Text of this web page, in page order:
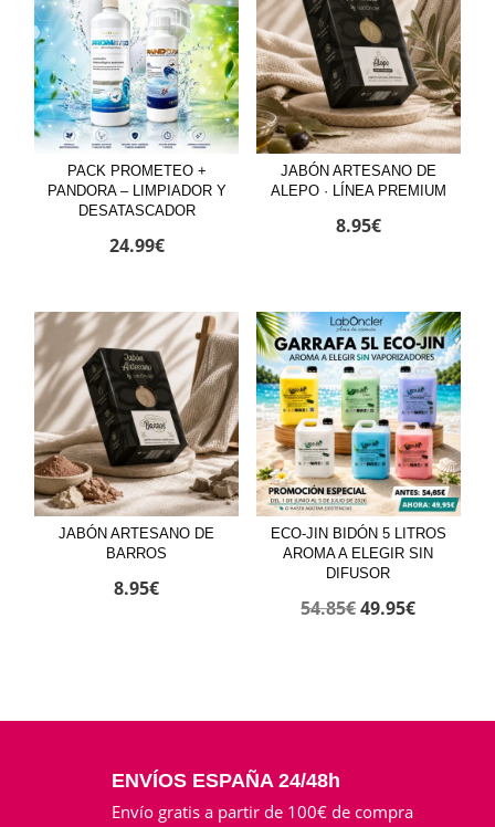
PACK PROMETEO +
PANDORA – LIMPIADOR Y
DESATASCADOR
24.99€
JABÓN ARTESANO DE
ALEPO · LÍNEA PREMIUM
8.95€
JABÓN ARTESANO DE
BARROS
8.95€
ECO-JIN BIDÓN 5 LITROS
AROMA A ELEGIR SIN
DIFUSOR
54.85€El
49.95€El
ENVÍOS ESPAÑA 24/48h
Envío gratis a partir de 100€ de compra